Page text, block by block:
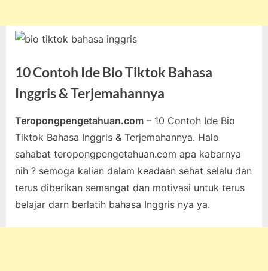
10 Contoh Ide Bio Tiktok Bahasa
Inggris & Terjemahannya
Posted
on
November
18, 2022
komentarpada
10
Contoh
Ide
Bahasa
Teropongpengetahuan.com – 10 Contoh Ide Bio
Tiktok Bahasa Inggris & Terjemahannya. Halo
sahabat teropongpengetahuan.com apa kabarnya
nih ? semoga kalian dalam keadaan sehat selalu dan
terus diberikan semangat dan motivasi untuk terus
belajar darn berlatih bahasa Inggris nya ya.